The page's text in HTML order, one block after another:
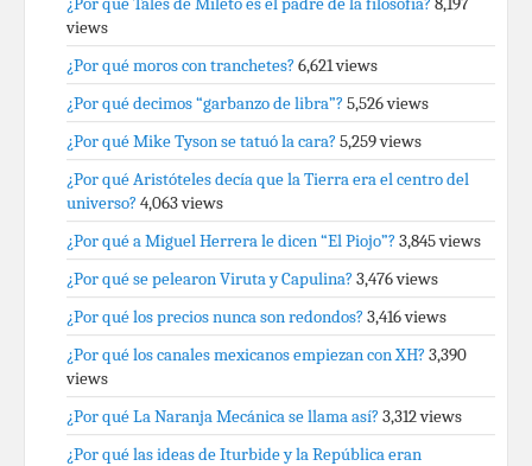
views
¿Por qué moros con tranchetes? 6,621 views
¿Por qué decimos “garbanzo de libra”? 5,526 views
¿Por qué Mike Tyson se tatuó la cara? 5,259 views
¿Por qué Aristóteles decía que la Tierra era el centro del
universo? 4,063 views
¿Por qué a Miguel Herrera le dicen “El Piojo”? 3,845 views
¿Por qué se pelearon Viruta y Capulina? 3,476 views
¿Por qué los precios nunca son redondos? 3,416 views
¿Por qué los canales mexicanos empiezan con XH? 3,390
views
¿Por qué La Naranja Mecánica se llama así? 3,312 views
¿Por qué las ideas de Iturbide y la República eran